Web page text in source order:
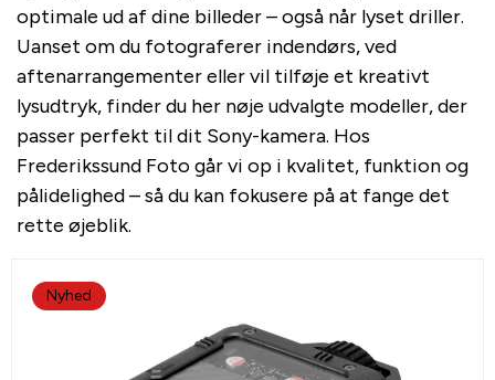
optimale ud af dine billeder – også når lyset driller.
Uanset om du fotograferer indendørs, ved
aftenarrangementer eller vil tilføje et kreativt
lysudtryk, finder du her nøje udvalgte modeller, der
passer perfekt til dit Sony-kamera. Hos
Frederikssund Foto går vi op i kvalitet, funktion og
pålidelighed – så du kan fokusere på at fange det
rette øjeblik.
Nyhed